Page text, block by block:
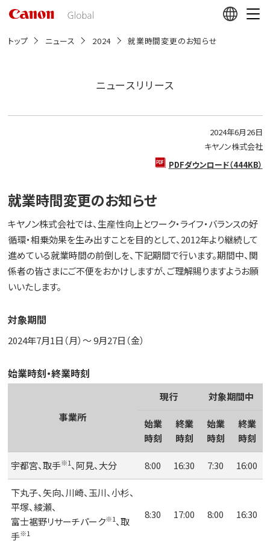
動
トップ ニュース 2024 就業時間変更のお知らせ
ニュースリリース
2024年6月26日
キヤノン株式会社
PDFダウンロード（444KB）
就業時間変更のお知らせ
キヤノン株式会社では、生産性向上とワーク・ライフ・バランスの好
循環・相乗効果を生み出すことを目的として、2012年より継続して
進めている就業時間の前倒しを、下記期間で行います。期間中、関
係者の皆さまにご不便をおかけしますが、ご理解賜りますようお願
いいたします。
対象期間
2024年7月1日（月）～ 9月27日（金）
始業時刻・終業時刻
事業所
現行 対象期間中
始業
時刻
終業
時刻
始業
時刻
終業
時刻
宇都宮、取手※1、阿見、大分 8:00 16:30 7:30 16:00
下丸子、矢向、川崎、玉川、小杉、
平塚、綾瀬、
富士裾野リサーチパーク※1、取
手※1
8:30 17:00 8:00 16:30